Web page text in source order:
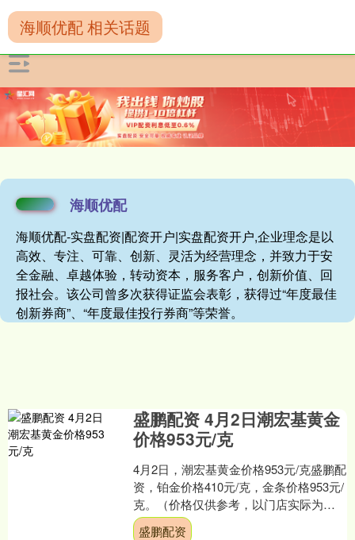
海顺优配
海顺优配-实盘配资|配资开户|实盘配资开户,企业理念是以
高效、专注、可靠、创新、灵活为经营理念，并致力于安
全金融、卓越体验，转动资本，服务客户，创新价值、回
报社会。该公司曾多次获得证监会表彰，获得过“年度最佳
创新券商”、“年度最佳投行券商”等荣誉。
海顺优配 相关话题
盛鹏配资 4月2日潮宏基黄金
价格953元/克
4月2日，潮宏基黄金价格953元/克盛鹏配
资，铂金价格410元/克，金条价格953元/
克。（价格仅供参考，以门店实际为
准）同日上海黄金交易所现货黄金
盛鹏配资